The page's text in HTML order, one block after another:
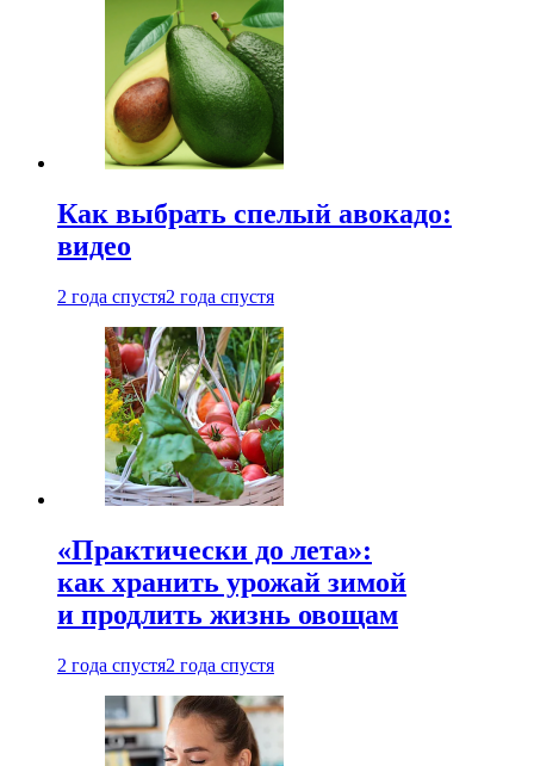
Как выбрать спелый авокадо:
видео
2 года спустя2 года спустя
«Практически до лета»:
как хранить урожай зимой
и продлить жизнь овощам
2 года спустя2 года спустя